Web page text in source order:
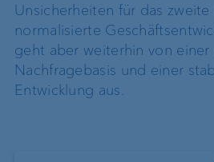
Unsicherheiten für das
normalisierte
geht aber weiterhin von einer
Nachfragebasis und einer
Entwicklung aus.